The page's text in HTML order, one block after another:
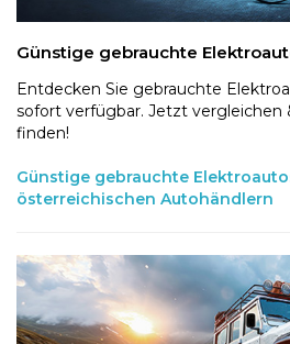
Günstige gebrauchte
Entdecken Sie gebrauchte
sofort verfügbar. Jetzt vergleichen
finden!
Günstige gebrauchte
österreichischen Autohändlern